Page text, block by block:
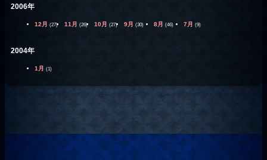
2006年
12月 (27) 11月 (26) 10月 (27) 9月 (30) 8月 (46) 7月 (9)
2004年
1月 (1)